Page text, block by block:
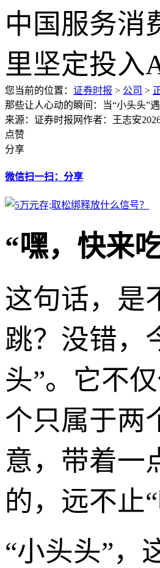
您当前的位置： 证券时报 > 公司 >
那些让人心动的瞬间：当“小头头”
来源：证券时报网作者：王志安
点赞
分享
微信扫一扫：分享
“嘿，快来
这句话，
跳？没错，
头”。它不
个只属于两
意，带着一
的，远不止
“小头头”，